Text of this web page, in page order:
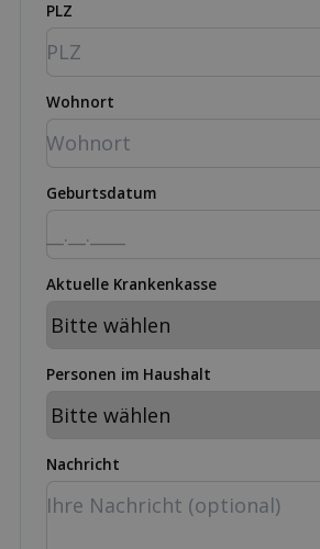
PLZ
Wohnort
Geburtsdatum
Aktuelle Krankenkasse
Personen im Haushalt
Nachricht